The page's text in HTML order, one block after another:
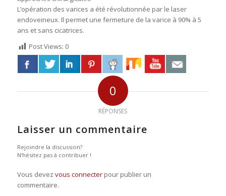
L’opération des varices a été révolutionnée par le laser
endoveineux. Il permet une fermeture de la varice à 90% à 5
ans et sans cicatrices.
Post Views: 0
0
RÉPONSES
Laisser un commentaire
Rejoindre la discussion?
N’hésitez pas à contribuer !
Vous devez vous connecterpour publier un
commentaire.